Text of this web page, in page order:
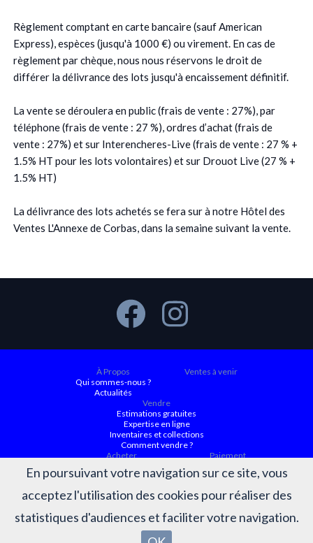
En poursuivant votre navigation sur ce site, vous
acceptez l'utilisation des cookies pour réaliser des
statistiques d'audiences et faciliter votre navigation.
Règlement comptant en carte bancaire (sauf American
Express), espèces (jusqu'à 1000 €) ou virement. En cas de
règlement par chèque, nous nous réservons le droit de
différer la délivrance des lots jusqu'à encaissement définitif.
La vente se déroulera en public (frais de vente : 27%), par
téléphone (frais de vente : 27 %), ordres d’achat (frais de
vente : 27%) et sur Interencheres-Live (frais de vente : 27 % +
1.5% HT pour les lots volontaires) et sur Drouot Live (27 % +
1.5% HT)
La délivrance des lots achetés se fera sur à notre Hôtel des
Ventes L'Annexe de Corbas, dans la semaine suivant la vente.
À Propos
Qui sommes-nous ?
Actualités
Ventes à venir
Vendre
Estimations gratuites
Expertise en ligne
Inventaires et collections
Comment vendre ?
Acheter
Ordre d'achat
Paiement
Résultats
Résultats des ventes
Judiciaire ACTAURA